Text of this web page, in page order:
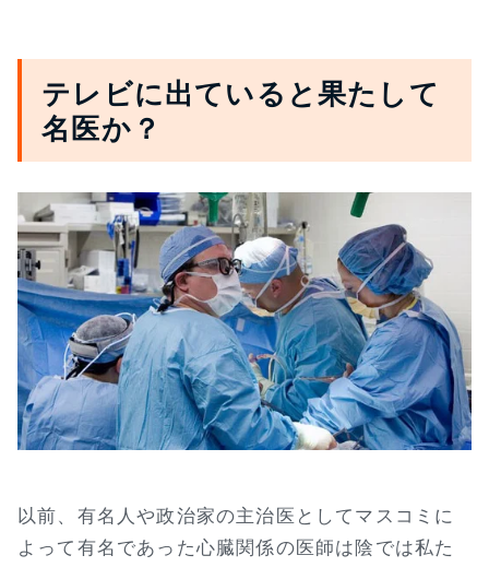
テレビに出ていると果たして
名医か？
以前、有名人や政治家の主治医としてマスコミに
よって有名であった心臓関係の医師は陰では私た